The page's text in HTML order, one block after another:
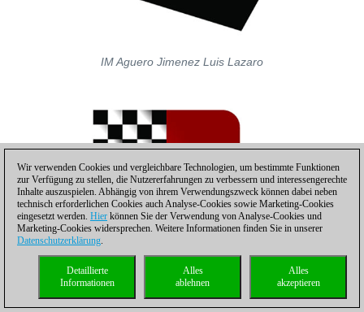
IM Aguero Jimenez Luis Lazaro
Wir verwenden Cookies und vergleichbare Technologien, um bestimmte Funktionen
zur Verfügung zu stellen, die Nutzererfahrungen zu verbessern und interessengerechte
Inhalte auszuspielen. Abhängig von ihrem Verwendungszweck können dabei neben
technisch erforderlichen Cookies auch Analyse-Cookies sowie Marketing-Cookies
eingesetzt werden. Hier können Sie der Verwendung von Analyse-Cookies und
Marketing-Cookies widersprechen. Weitere Informationen finden Sie in unserer
Datenschutzerklärung.
Alles
akzeptieren
Alles
ablehnen
Detaillierte
Informationen